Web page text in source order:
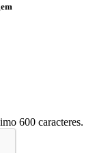
600 caracteres.